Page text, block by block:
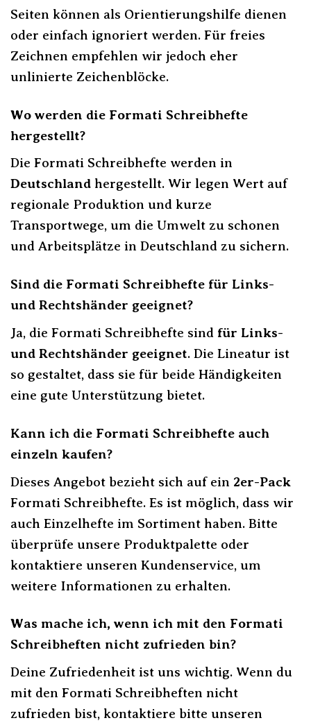
Seiten können als Orientierungshilfe dienen
oder einfach ignoriert werden. Für freies
Zeichnen empfehlen wir jedoch eher
unlinierte Zeichenblöcke.
Wo werden die Formati Schreibhefte
hergestellt?
Die Formati Schreibhefte werden in
Deutschland hergestellt. Wir legen Wert auf
regionale Produktion und kurze
Transportwege, um die Umwelt zu schonen
und Arbeitsplätze in Deutschland zu sichern.
Sind die Formati Schreibhefte für Links-
und Rechtshänder geeignet?
Ja, die Formati Schreibhefte sind für Links-
und Rechtshänder geeignet. Die Lineatur ist
so gestaltet, dass sie für beide Händigkeiten
eine gute Unterstützung bietet.
Kann ich die Formati Schreibhefte auch
einzeln kaufen?
Dieses Angebot bezieht sich auf ein 2er-Pack
Formati Schreibhefte. Es ist möglich, dass wir
auch Einzelhefte im Sortiment haben. Bitte
überprüfe unsere Produktpalette oder
kontaktiere unseren Kundenservice, um
weitere Informationen zu erhalten.
Was mache ich, wenn ich mit den Formati
Schreibheften nicht zufrieden bin?
Deine Zufriedenheit ist uns wichtig. Wenn du
mit den Formati Schreibheften nicht
zufrieden bist, kontaktiere bitte unseren